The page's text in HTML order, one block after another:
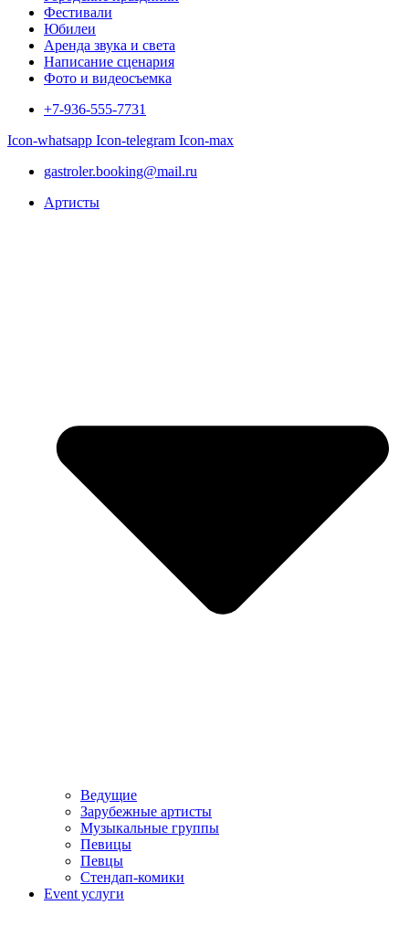
Фестивали
Юбилеи
Аренда звука и света
Написание сценария
Фото и видеосъемка
+7-936-555-7731
Icon-whatsapp Icon-telegram Icon-max
gastroler.booking@mail.ru
Артисты
Ведущие
Зарубежные артисты
Музыкальные группы
Певицы
Певцы
Стендап-комики
Event услуги